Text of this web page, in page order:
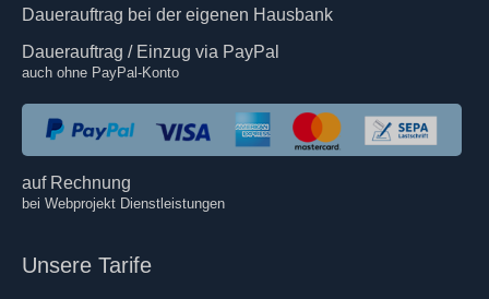
Dauerauftrag bei der eigenen Hausbank
Dauerauftrag / Einzug via PayPal
auch ohne PayPal-Konto
auf Rechnung
bei Webprojekt Dienstleistungen
Unsere Tarife